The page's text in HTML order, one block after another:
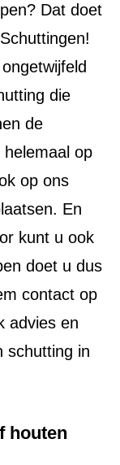
Dat doet
die
de
op
op ons
En
kunt u ook
doet u dus
contact op
advies en
schutting in
houten